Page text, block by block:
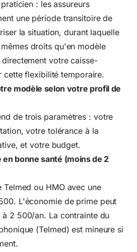
: les assureurs
une période transitoire de
la situation, durant laquelle
droits qu'en modèle
votre caisse-
cette flexibilité temporaire.
modèle selon votre profil de
de trois paramètres : votre
votre tolérance à la
et votre budget.
en bonne santé (moins de 2
ou HMO avec une
L'économie de prime peut
2 500/an. La contrainte du
(Telmed) est mineure si